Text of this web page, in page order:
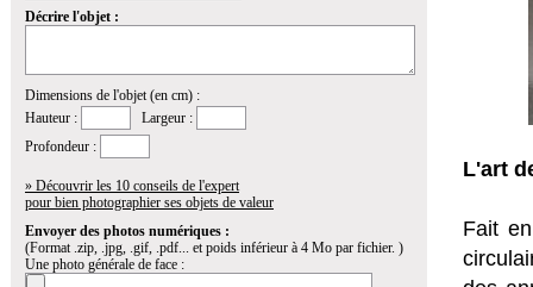
Décrire l'objet :
Dimensions de l'objet (en cm) :
Hauteur :
Largeur :
Profondeur :
» Découvrir les 10 conseils de l'expert
pour bien photographier ses objets de valeur
Envoyer des photos numériques :
(Format .zip, .jpg, .gif, .pdf... et poids inférieur à 4 Mo par fichier. )
Une photo générale de face :
L'art
Fait